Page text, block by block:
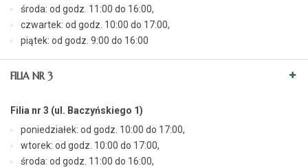
środa: od godz. 11:00 do 16:00,
czwartek: od godz. 10:00 do 17:00,
piątek: od godz. 9:00 do 16:00
FILIA NR 3
Filia nr 3 (ul. Baczyńskiego 1)
poniedziałek: od godz. 10:00 do 17:00,
wtorek: od godz. 10:00 do 17:00,
środa: od godz. 11:00 do 16:00,